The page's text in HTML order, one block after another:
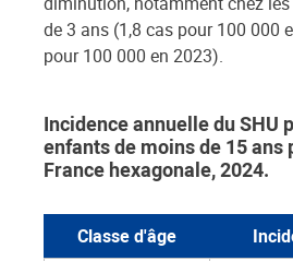
de 3 ans (1,8 cas pour 100 000
pour 100 000 en 2023).
Incidence annuelle du SHU
enfants de moins de 15 ans
France hexagonale, 2024.
Classe d'âge